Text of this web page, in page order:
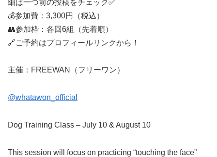
細は一つ前の投稿をチェック✅
💰参加費：3,300円（税込）
👥参加枠：各回6組（先着順）
🔗ご予約はプロフィールリンクから！
主催：FREEWAN（フリーワン）
@whatawon_official
Dog Training Class – July 10 & August 10
This session will focus on practicing “touching the face”